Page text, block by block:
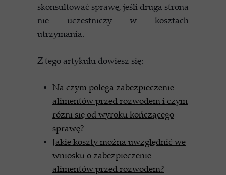
skonsultować sprawę, jeśli druga strona
nie uczestniczy w kosztach
utrzymania.
Z tego artykułu dowiesz się:
Na czym polega zabezpieczenie
alimentów przed rozwodem i czym
różni się od wyroku kończącego
sprawę?
Jakie koszty można uwzględnić we
wniosku o zabezpieczenie
alimentów przed rozwodem?